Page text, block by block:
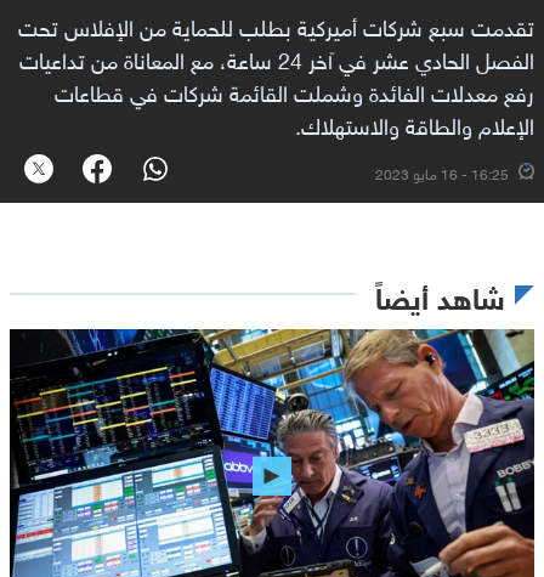
تقدمت سبع شركات أميركية بطلب للحماية من الإفلاس تحت
الفصل الحادي عشر في آخر 24 ساعة، مع المعاناة من تداعيات
رفع معدلات الفائدة وشملت القائمة شركات في قطاعات
الإعلام والطاقة والاستهلاك.
16:25 - 16 مايو 2023
شاهد أيضاً